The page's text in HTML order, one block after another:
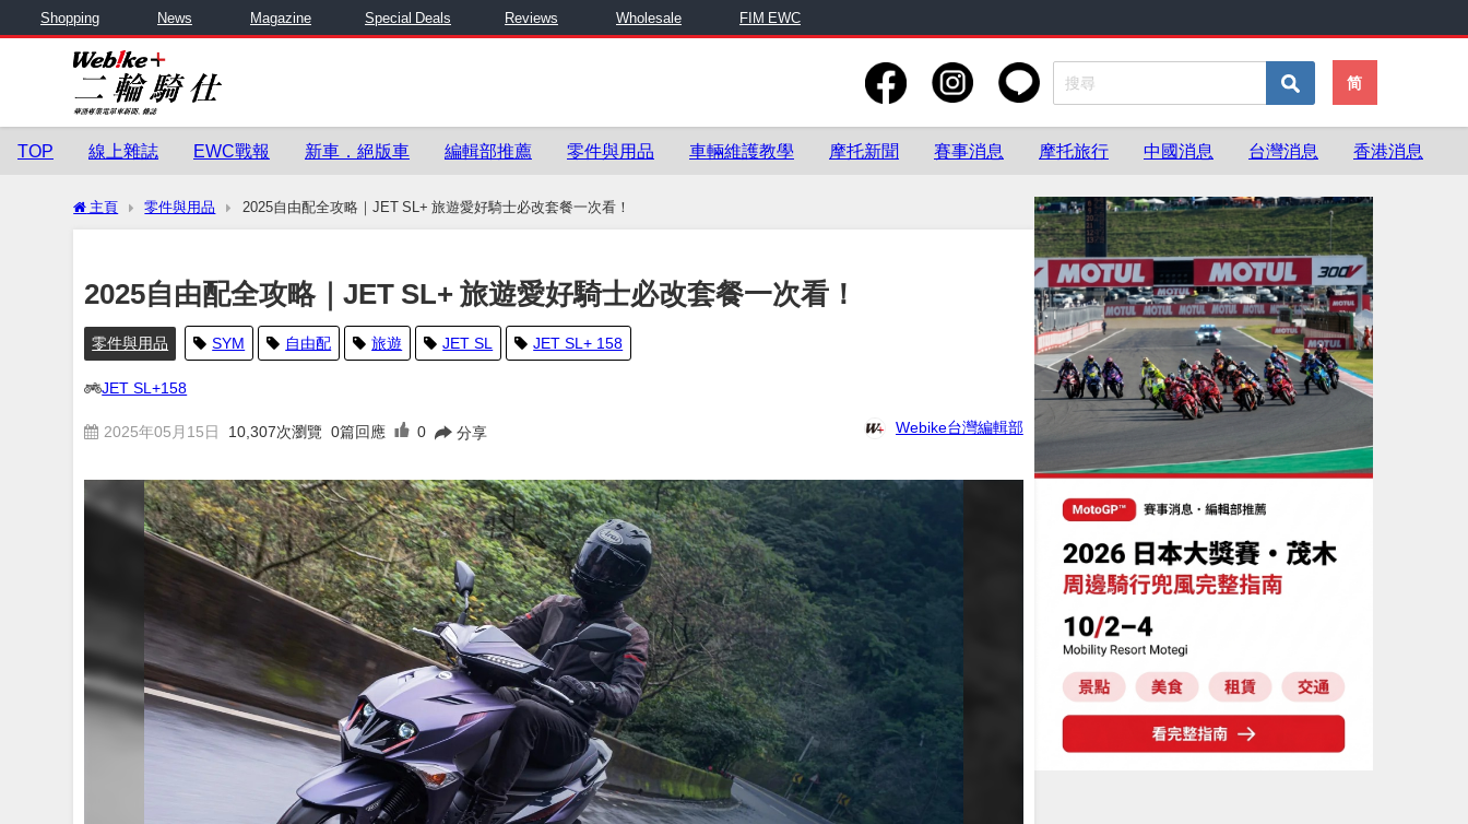
Shopping News Magazine Special Deals Reviews Wholesale FIM EWC
简
TOP 線上雜誌 EWC戰報 新車．絕版車 編輯部推薦 零件與用品 車輛維護教學 摩托新聞 賽事消息 摩托旅行 中國消息 台灣消息 香港消息
主頁 零件與用品 2025自由配全攻略｜JET SL+ 旅遊愛好騎士必改套餐一次看！
2025自由配全攻略｜JET SL+ 旅遊愛好騎士必改套餐一次看！
零件與用品 SYM 自由配 旅遊 JET SL JET SL+ 158
JET SL+158
2025年05月15日 10,307次瀏覽 0篇回應 0 分享 Webike台灣編輯部